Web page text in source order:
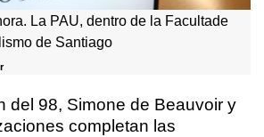
La PAU, dentro de la Facultade
de Santiago
del 98, Simone de Beauvoir y
completan las